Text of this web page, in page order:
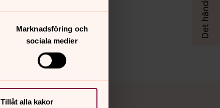
Marknadsföring och
sociala medier
Tillåt alla kakor